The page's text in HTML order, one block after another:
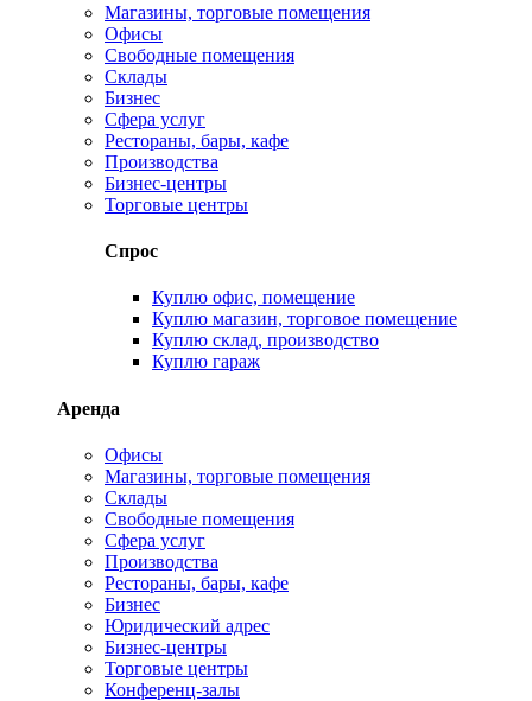
Магазины, торговые помещения
Офисы
Свободные помещения
Склады
Бизнес
Сфера услуг
Рестораны, бары, кафе
Производства
Бизнес-центры
Торговые центры
Спрос
Куплю офис, помещение
Куплю магазин, торговое помещение
Куплю склад, производство
Куплю гараж
Аренда
Офисы
Магазины, торговые помещения
Склады
Свободные помещения
Сфера услуг
Производства
Рестораны, бары, кафе
Бизнес
Юридический адрес
Бизнес-центры
Торговые центры
Конференц-залы